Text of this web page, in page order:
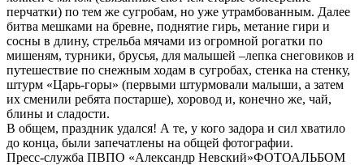
перчатки) по тем же сугробам, но уже утрамбованным. Далее
битва мешками на бревне, поднятие гирь, метание гири и
сосны в длину, стрельба мячами из огромной рогатки по
мишеням, турники, брусья, для малышей –лепка снеговиков и
путешествие по снежным ходам в сугробах, стенка на стенку,
штурм «Царь-горы» (первыми штурмовали малыши, а затем
их сменили ребята постарше), хоровод и, конечно же, чай,
блины и сладости.
В общем, праздник удался! А те, у кого задора и сил хватило
до конца, были запечатлены на общей фотографии.
Пресс-служба ПВПО «Александр Невский»ФОТОАЛЬБОМ